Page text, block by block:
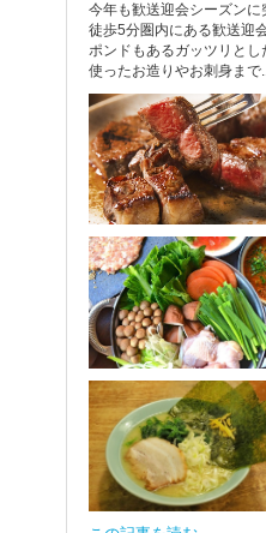
今年も歓送迎会シーズン
徒歩5分圏内にある歓送迎
ポンドもあるガッツリと
使ったお造りやお刺身まで